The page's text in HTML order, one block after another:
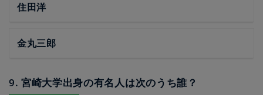
住田洋
金丸三郎
9. 宮崎大学出身の有名人は次のうち誰？